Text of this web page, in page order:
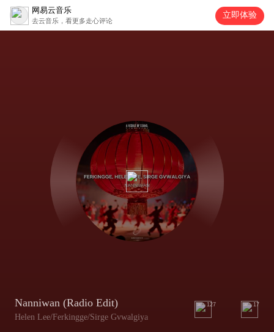
网易云音乐
去云音乐，看更多走心评论
立即体验
Nanniwan (Radio Edit)
Helen Lee/Ferkingge/Sirge Gvwalgiya
127 17